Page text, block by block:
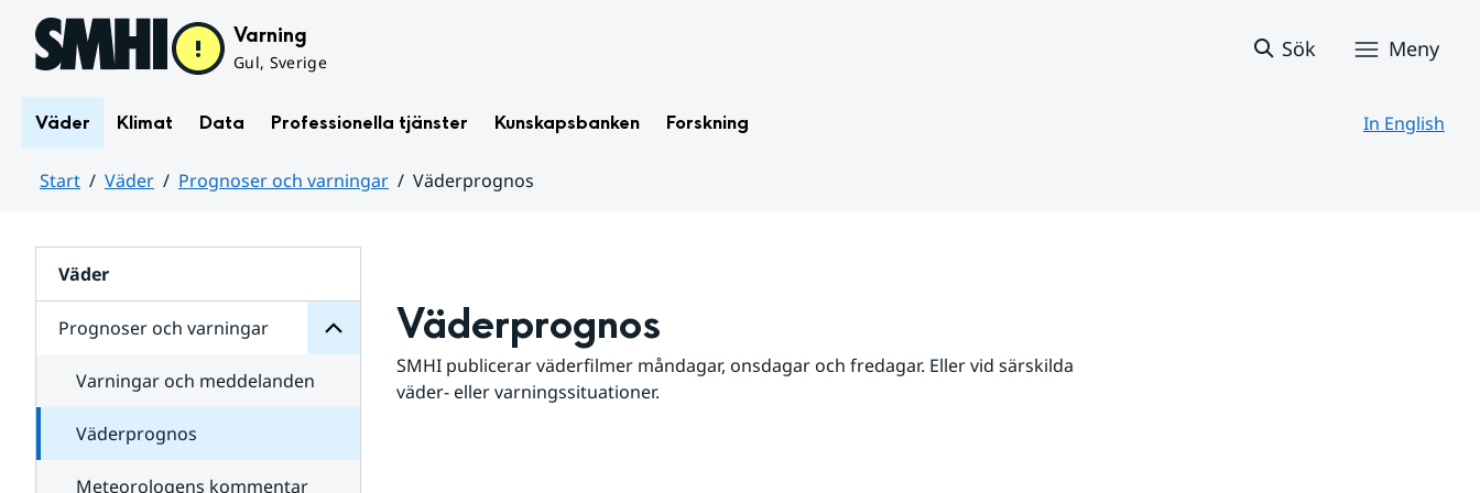
Hoppa till sidans innehåll Varning
Gul, Sverige
Sök Meny
Väder Klimat Data Professionella tjänster Kunskapsbanken Forskning In English
Start Väder Prognoser och varningar
Väderprognos
Väder
Prognoser och varningar
för
varningar
Varningar och meddelanden
Väderprognos
Meteorologens kommentar
Väderprognos
SMHI publicerar väderfilmer måndagar, onsdagar och fredagar. Eller vid särskilda
väder- eller varningssituationer.